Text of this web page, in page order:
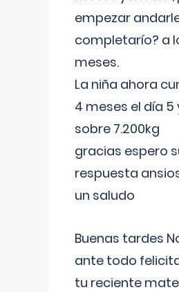
empezar
completarío? a
meses.
La niña ahora
4 meses el día 5
sobre 7.200kg
gracias espero
respuesta
un saludo
Buenas tardes
ante todo
tu reciente